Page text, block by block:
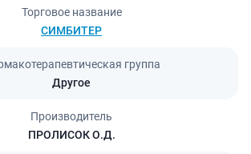
Торговое название
СИМБИТЕР
группа
Другое
Производитель
ПРОЛИСОК О.Д.